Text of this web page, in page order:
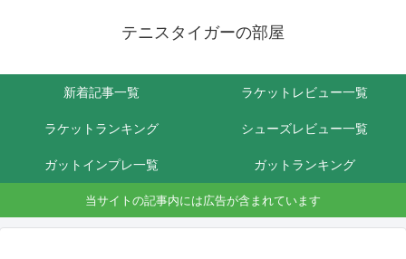
テニスタイガーの部屋
新着記事一覧 ラケットレビュー一覧
ラケットランキング シューズレビュー一覧
ガットインプレ一覧 ガットランキング
当サイトの記事内には広告が含まれています